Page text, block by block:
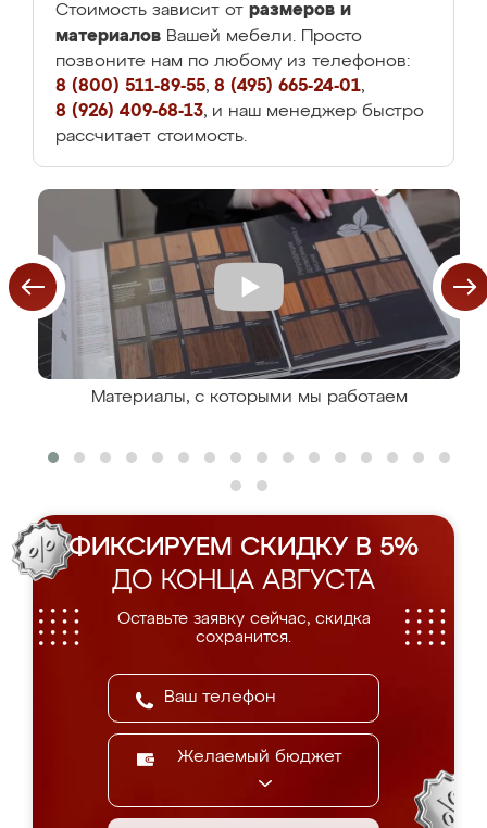
Стоимость зависит от размеров и
материалов Вашей мебели. Просто
позвоните нам по любому из телефонов:
8 (800) 511-89-55, 8 (495) 665-24-01,
8 (926) 409-68-13, и наш менеджер быстро
рассчитает стоимость.
Материалы, с которыми мы работаем
ФИКСИРУЕМ СКИДКУ В 5%
ДО КОНЦА АВГУСТА
Оставьте заявку сейчас, скидка
сохранится.
Желаемый бюджет